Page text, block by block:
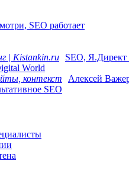
SEO работает
SEO,
World
Алексей
SEO